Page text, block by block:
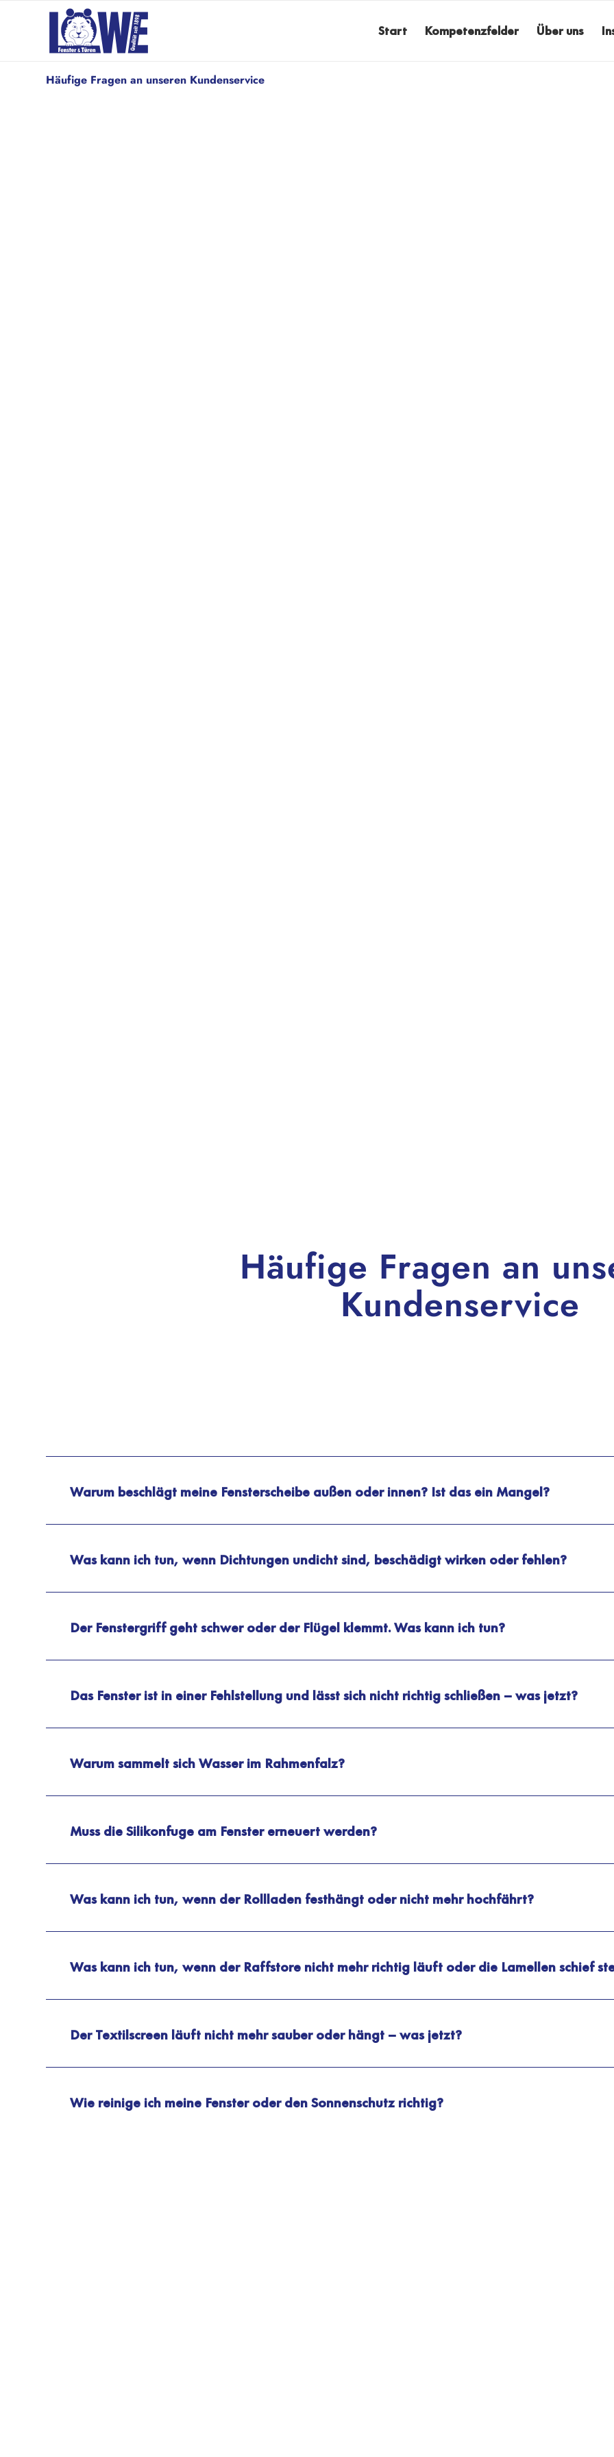
Start Kompetenzfelder Über uns
Häufige Fragen an unseren Kundenservice
Häufige Fragen an
Kundenservice
Warum beschlägt meine Fensterscheibe außen oder innen? Ist das ein Mangel?
Was kann ich tun, wenn Dichtungen undicht sind, beschädigt wirken oder fehlen?
Der Fenstergriff geht schwer oder der Flügel klemmt. Was kann ich tun?
Das Fenster ist in einer Fehlstellung und lässt sich nicht richtig schließen – was jetzt?
Warum sammelt sich Wasser im Rahmenfalz?
Muss die Silikonfuge am Fenster erneuert werden?
Was kann ich tun, wenn der Rollladen festhängt oder nicht mehr hochfährt?
Was kann ich tun, wenn der Raffstore nicht mehr richtig läuft oder die Lamellen schief
Der Textilscreen läuft nicht mehr sauber oder hängt – was jetzt?
Wie reinige ich meine Fenster oder den Sonnenschutz richtig?